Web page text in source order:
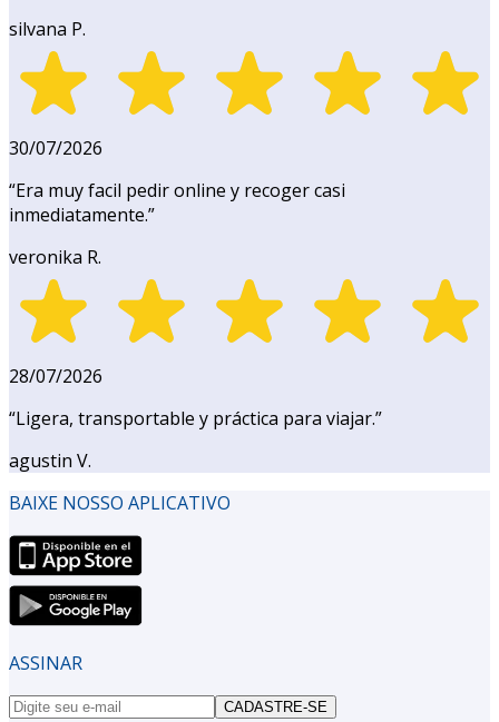
silvana P.
30/07/2026
“Era muy facil pedir online y recoger casi
inmediatamente.”
veronika R.
28/07/2026
“Ligera, transportable y práctica para viajar.”
agustin V.
BAIXE NOSSO APLICATIVO
ASSINAR
CADASTRE-SE